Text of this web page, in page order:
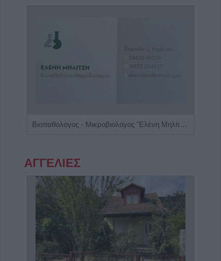
Βιοπαθολόγος - Μικροβιολόγος "Ελένη Μηλίτση"
ΑΓΓΕΛΙΕΣ